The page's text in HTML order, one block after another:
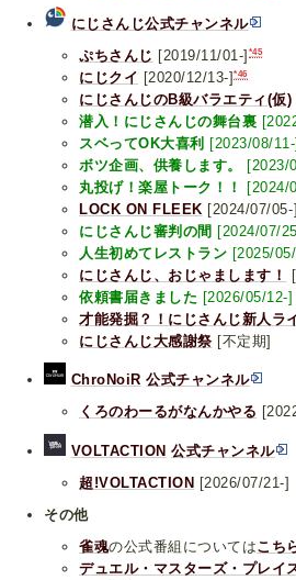
にじさんじ公式チャンネル
ぷちさんじ [2019/11/01-] *45
にじクイ [2020/12/13-]*46
にじさんじのB級バラエティ(仮)
潜入！にじさんじの舞台裏
スベってOK大喜利
[2023/08/11-]
ボツ企画、供養します。
[2023/
丸投げ！楽屋トーク！！
[2024/
LOCK ON FLEEK [2024/07/05-]
にじさんじ審判の間 [2024/07/
人生初めてレストラン [2025/
にじさんじ、おじゃまします！
依頼書届きました [2026/05/12-]
才能発掘？！にじさんじ新人ラ
にじさんじ大感謝祭 [不定期]
ChroNoiR 公式チャンネル
くろのわーるがなんかやる
VOLTACTION 公式チャンネル
超!VOLTACTION [2026/07/21-]
その他
雀魂の公式番組についてはこち
デュエル・マスターズ・プレイ